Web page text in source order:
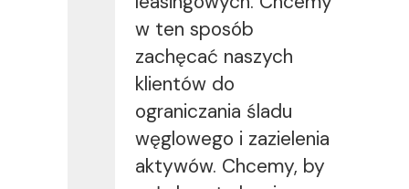
w ten sposób
zachęcać naszych
klientów do
ograniczania śladu
węglowego i zazielenia
aktywów. Chcemy, by